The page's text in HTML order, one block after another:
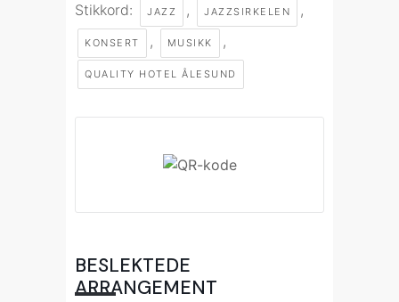
Stikkord: JAZZ , JAZZSIRKELEN ,
KONSERT , MUSIKK ,
QUALITY HOTEL ÅLESUND
BESLEKTEDE
ARRANGEMENT